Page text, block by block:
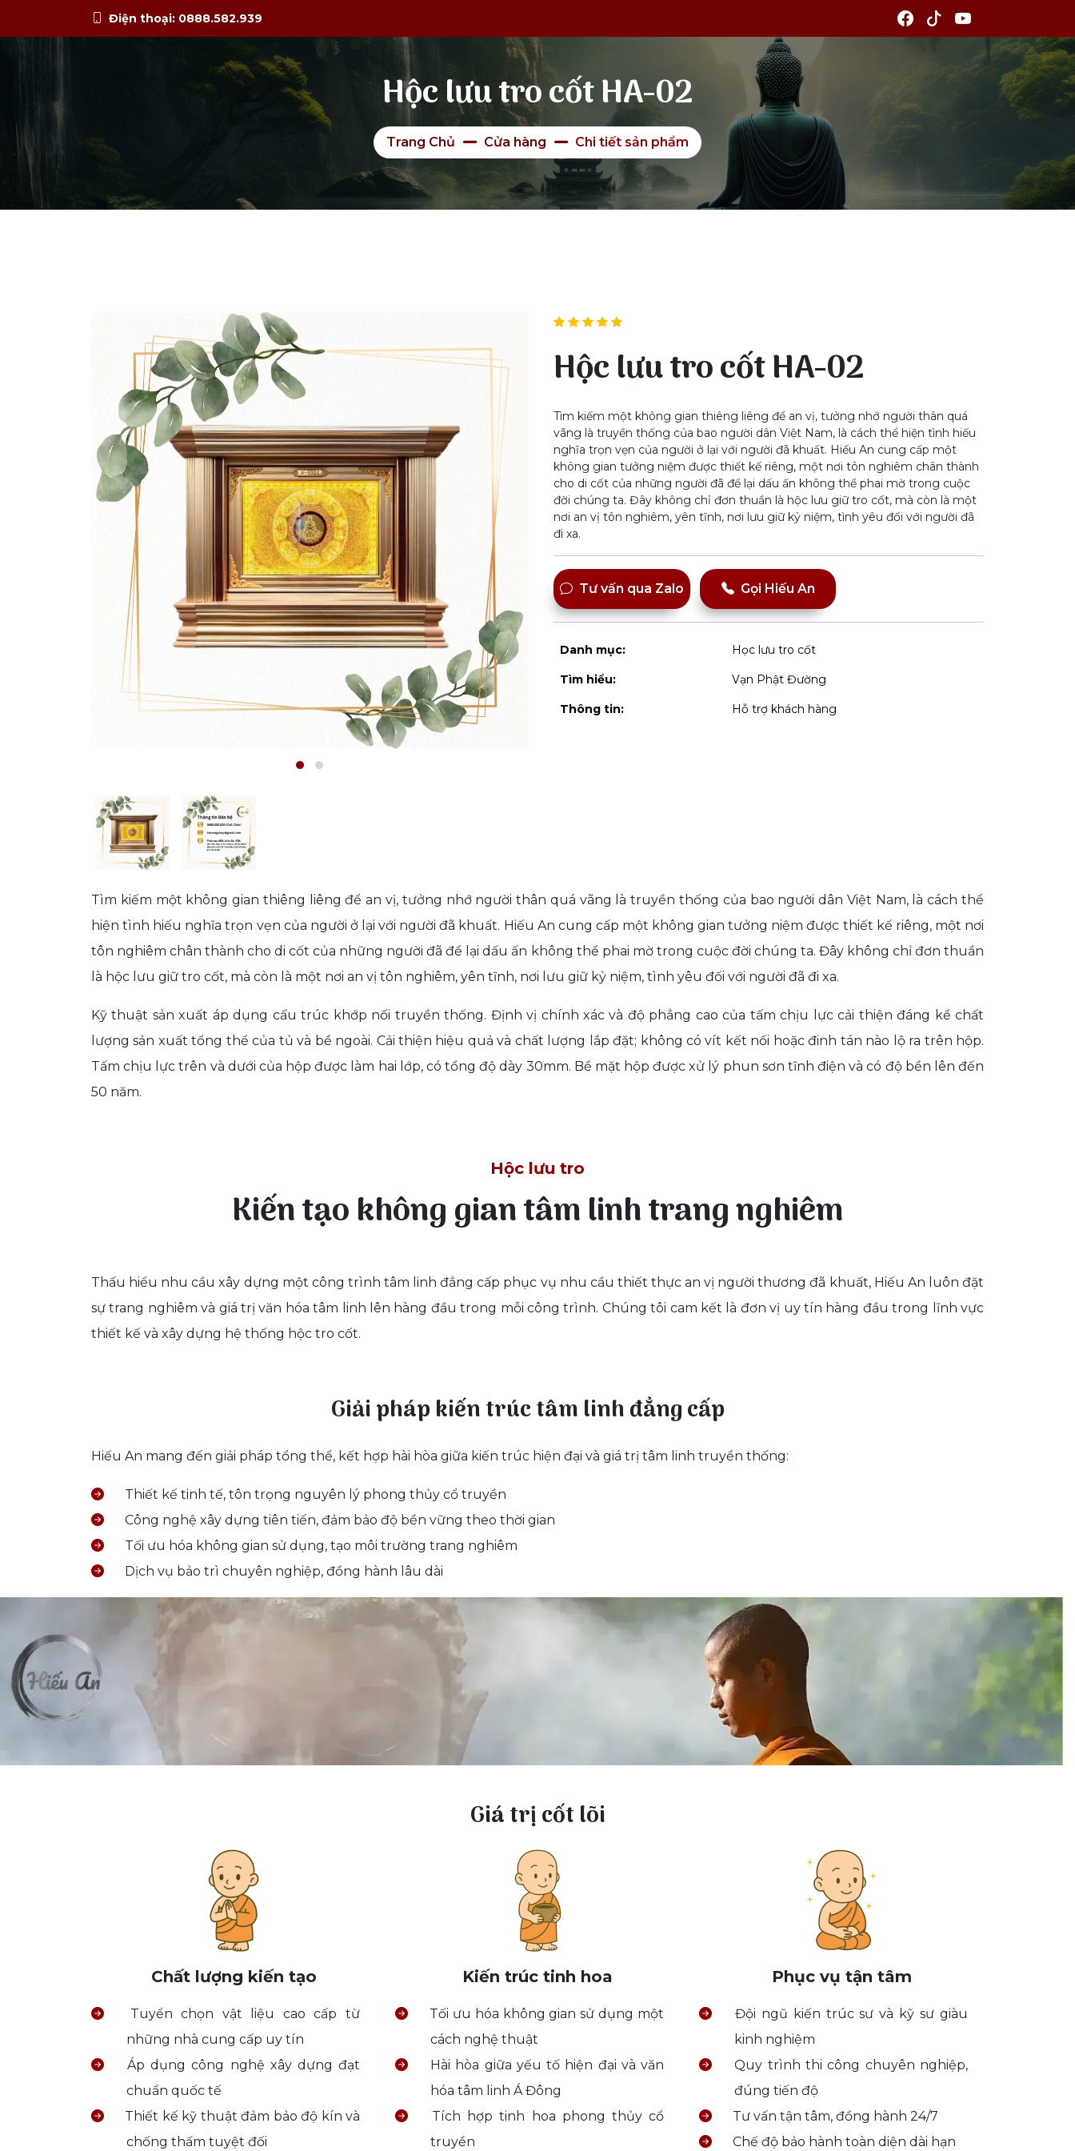
Điện thoại: 0888.582.939
Hộc lưu tro cốt HA-02
Trang Chủ Cửa hàng Chi tiết sản phẩm
Hộc lưu tro cốt HA-02
Tìm kiếm một không gian thiêng liêng để an vị, tưởng nhớ người thân quá
vãng là truyền thống của bao người dân Việt Nam, là cách thể hiện tình hiếu
nghĩa trọn vẹn của người ở lại với người đã khuất. Hiếu An cung cấp một
không gian tưởng niệm được thiết kế riêng, một nơi tôn nghiêm chân thành
cho di cốt của những người đã để lại dấu ấn không thể phai mờ trong cuộc
đời chúng ta. Đây không chỉ đơn thuần là hộc lưu giữ tro cốt, mà còn là một
nơi an vị tôn nghiêm, yên tĩnh, nơi lưu giữ kỷ niệm, tình yêu đối với người đã
đi xa.
Tư vấn qua Zalo Gọi Hiếu An
Danh mục: Học lưu tro cốt
Tìm hiểu: Vạn Phật Đường
Thông tin: Hỗ trợ khách hàng
Tìm kiếm một không gian thiêng liêng để an vị, tưởng nhớ người thân quá vãng là truyền thống của bao người dân Việt Nam, là cách thể
hiện tình hiếu nghĩa trọn vẹn của người ở lại với người đã khuất. Hiếu An cung cấp một không gian tưởng niệm được thiết kế riêng, một nơi
tôn nghiêm chân thành cho di cốt của những người đã để lại dấu ấn không thể phai mờ trong cuộc đời chúng ta. Đây không chỉ đơn thuần
là hộc lưu giữ tro cốt, mà còn là một nơi an vị tôn nghiêm, yên tĩnh, nơi lưu giữ kỷ niệm, tình yêu đối với người đã đi xa.
Kỹ thuật sản xuất áp dụng cấu trúc khớp nối truyền thống. Định vị chính xác và độ phẳng cao của tấm chịu lực cải thiện đáng kể chất
lượng sản xuất tổng thể của tủ và bề ngoài. Cải thiện hiệu quả và chất lượng lắp đặt; không có vít kết nối hoặc đinh tán nào lộ ra trên hộp.
Tấm chịu lực trên và dưới của hộp được làm hai lớp, có tổng độ dày 30mm. Bề mặt hộp được xử lý phun sơn tĩnh điện và có độ bền lên đến
50 năm.
Hộc lưu tro
Kiến tạo không gian tâm linh trang nghiêm
Thấu hiểu nhu cầu xây dựng một công trình tâm linh đẳng cấp phục vụ nhu cầu thiết thực an vị người thương đã khuất, Hiếu An luôn đặt
sự trang nghiêm và giá trị văn hóa tâm linh lên hàng đầu trong mỗi công trình. Chúng tôi cam kết là đơn vị uy tín hàng đầu trong lĩnh vực
thiết kế và xây dựng hệ thống hộc tro cốt.
Giải pháp kiến trúc tâm linh đẳng cấp
Hiếu An mang đến giải pháp tổng thể, kết hợp hài hòa giữa kiến trúc hiện đại và giá trị tâm linh truyền thống:
Thiết kế tinh tế, tôn trọng nguyên lý phong thủy cổ truyền
Công nghệ xây dựng tiên tiến, đảm bảo độ bền vững theo thời gian
Tối ưu hóa không gian sử dụng, tạo môi trường trang nghiêm
Dịch vụ bảo trì chuyên nghiệp, đồng hành lâu dài
Giá trị cốt lõi
Chất lượng kiến tạo
Tuyển chọn vật liệu cao cấp từ
những nhà cung cấp uy tín
Áp dụng công nghệ xây dựng đạt
chuẩn quốc tế
Thiết kế kỹ thuật đảm bảo độ kín và
chống thấm tuyệt đối
Kiến trúc tinh hoa
Tối ưu hóa không gian sử dụng một
cách nghệ thuật
Hài hòa giữa yếu tố hiện đại và văn
hóa tâm linh Á Đông
Tích hợp tinh hoa phong thủy cổ
truyền
Phục vụ tận tâm
Đội ngũ kiến trúc sư và kỹ sư giàu
kinh nghiệm
Quy trình thi công chuyên nghiệp,
đúng tiến độ
Tư vấn tận tâm, đồng hành 24/7
Chế độ bảo hành toàn diện dài hạn